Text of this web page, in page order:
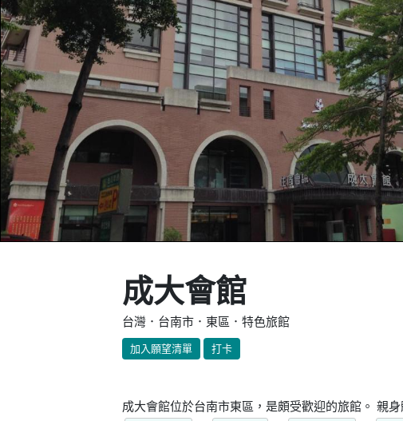
成大會館
台灣．台南市．東區．特色旅館
加入願望清單 打卡
成大會館位於台南市東區，是頗受歡迎的旅館。 親